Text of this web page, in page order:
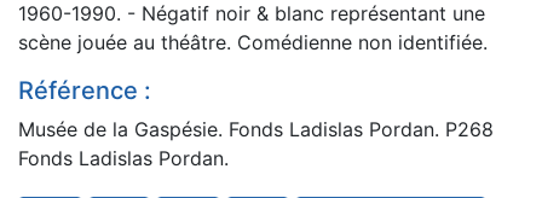
1960-1990. - Négatif noir & blanc représentant une
scène jouée au théâtre. Comédienne non identifiée.
Référence :
Musée de la Gaspésie. Fonds Ladislas Pordan. P268
Fonds Ladislas Pordan.